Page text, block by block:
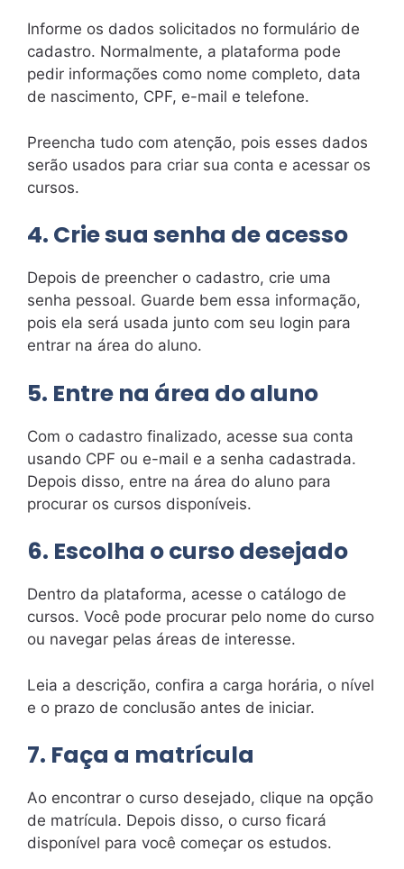
Informe os dados solicitados no formulário de
cadastro. Normalmente, a plataforma pode
pedir informações como nome completo, data
de nascimento, CPF, e-mail e telefone.
Preencha tudo com atenção, pois esses dados
serão usados para criar sua conta e acessar os
cursos.
4. Crie sua senha de acesso
Depois de preencher o cadastro, crie uma
senha pessoal. Guarde bem essa informação,
pois ela será usada junto com seu login para
entrar na área do aluno.
5. Entre na área do aluno
Com o cadastro finalizado, acesse sua conta
usando CPF ou e-mail e a senha cadastrada.
Depois disso, entre na área do aluno para
procurar os cursos disponíveis.
6. Escolha o curso desejado
Dentro da plataforma, acesse o catálogo de
cursos. Você pode procurar pelo nome do curso
ou navegar pelas áreas de interesse.
Leia a descrição, confira a carga horária, o nível
e o prazo de conclusão antes de iniciar.
7. Faça a matrícula
Ao encontrar o curso desejado, clique na opção
de matrícula. Depois disso, o curso ficará
disponível para você começar os estudos.